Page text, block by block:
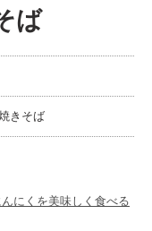
ば
きそば
にくを美味しく食べる